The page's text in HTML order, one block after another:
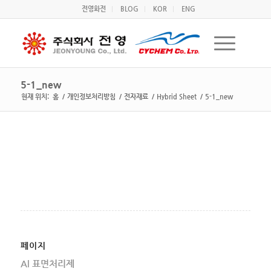
전영화전 BLOG KOR ENG
5-1_new
현재 위치: 홈 / 개인정보처리방침 / 전자재료 / Hybrid Sheet / 5-1_new
페이지
Al 표면처리제